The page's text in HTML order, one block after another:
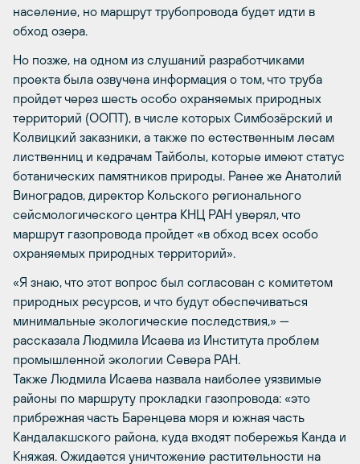
население, но маршрут трубопровода будет идти в
обход озера.
Но позже, на одном из слушаний разработчиками
проекта была озвучена информация о том, что труба
пройдет через шесть особо охраняемых природных
территорий (ООПТ), в числе которых Симбозёрский и
Колвицкий заказники, а также по естественным лесам
лиственниц и кедрачам Тайболы, которые имеют статус
ботанических памятников природы. Ранее же Анатолий
Виноградов, директор Кольского регионального
сейсмологического центра КНЦ РАН уверял, что
маршрут газопровода пройдет «в обход всех особо
охраняемых природных территорий».
«Я знаю, что этот вопрос был согласован с комитетом
природных ресурсов, и что будут обеспечиваться
минимальные экологические последствия,» —
рассказала Людмила Исаева из Института проблем
промышленной экологии Севера РАН.
Также Людмила Исаева назвала наиболее уязвимые
районы по маршруту прокладки газопровода: «это
прибрежная часть Баренцева моря и южная часть
Кандалакшского района, куда входят побережья Канда и
Княжая. Ожидается уничтожение растительности на